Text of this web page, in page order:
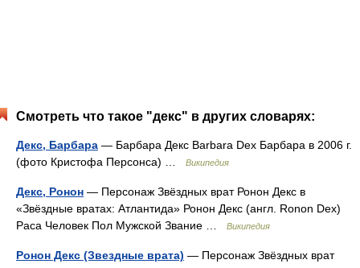
Смотреть что такое "декс" в других словарях:
Декс, Барбара — Барбара Декс Barbara Dex Барбара в 2006 г.
(фото Кристофа Персонса) …
Википедия
Декс, Ронон — Персонаж Звёздных врат Ронон Декс в
«Звёздные вратах: Атлантида» Ронон Декс (англ. Ronon Dex)
Раса Человек Пол Мужской Звание …
Википедия
Ронон Декс (Звездные врата) — Персонаж Звёздных врат